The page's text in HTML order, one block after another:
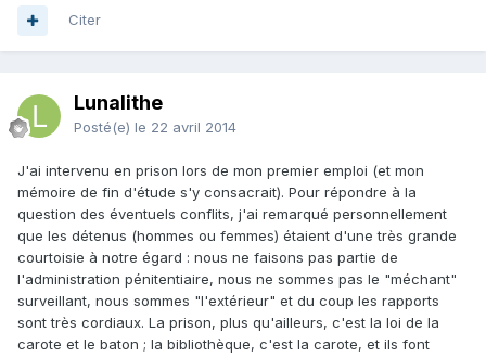
Citer
Lunalithe
Posté(e) le 22 avril 2014
J'ai intervenu en prison lors de mon premier emploi (et mon
mémoire de fin d'étude s'y consacrait). Pour répondre à la
question des éventuels conflits, j'ai remarqué personnellement
que les détenus (hommes ou femmes) étaient d'une très grande
courtoisie à notre égard : nous ne faisons pas partie de
l'administration pénitentiaire, nous ne sommes pas le "méchant"
surveillant, nous sommes "l'extérieur" et du coup les rapports
sont très cordiaux. La prison, plus qu'ailleurs, c'est la loi de la
carote et le baton ; la bibliothèque, c'est la carote, et ils font